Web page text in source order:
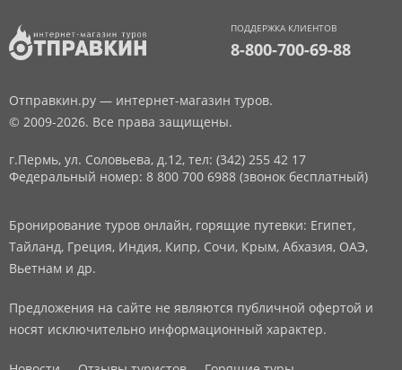
ПОДДЕРЖКА КЛИЕНТОВ
8-800-700-69-88
Отправкин.ру — интернет-магазин туров.
© 2009-2026. Все права защищены.
г.Пермь, ул. Соловьева, д.12, тел: (342) 255 42 17
Федеральный номер: 8 800 700 6988 (звонок бесплатный)
Бронирование туров онлайн, горящие путевки: Египет,
Тайланд, Греция, Индия, Кипр, Сочи, Крым, Абхазия, ОАЭ,
Вьетнам и др.
Предложения на сайте не являются публичной офертой и
носят исключительно информационный характер.